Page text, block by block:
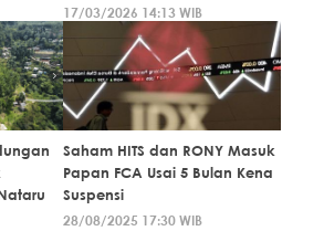
17/03/2026 14:13 WIB
Saham HITS dan RONY Masuk
Papan FCA Usai 5 Bulan Kena
Suspensi
28/08/2025 17:30 WIB